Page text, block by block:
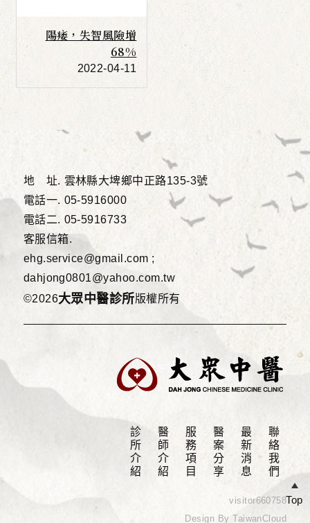
陽痿，失智風險增
68%
2022-04-11
Top
地 址. 雲林縣大埤鄉中正路135-3號
電話一. 05-5916000
電話二. 05-5916733
客服信箱.
ehg.service@gmail.com ;
dahjong0801@yahoo.com.tw
©2026大眾中醫診所版權所有
診所介紹 醫師介紹 服務項目 醫案分享 最新消息 聯絡我們
visitor660758
Design By TaiwanCloud